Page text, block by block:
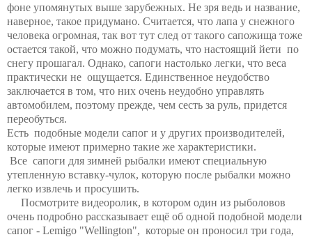
фоне упомянутых выше зарубежных. Не зря ведь и название,
наверное, такое придумано. Считается, что лапа у снежного
человека огромная, так вот тут след от такого сапожища тоже
остается такой, что можно подумать, что настоящий йети по
снегу прошагал. Однако, сапоги настолько легки, что веса
практически не ощущается. Единственное неудобство
заключается в том, что них очень неудобно управлять
автомобилем, поэтому прежде, чем сесть за руль, придется
переобуться.
Есть подобные модели сапог и у других производителей,
которые имеют примерно такие же характеристики.
Все сапоги для зимней рыбалки имеют специальную
утепленную вставку-чулок, которую после рыбалки можно
легко извлечь и просушить.
Посмотрите видеоролик, в котором один из рыболовов
очень подробно рассказывает ещё об одной подобной модели
сапог - Lemigo "Wellington", которые он проносил три года,